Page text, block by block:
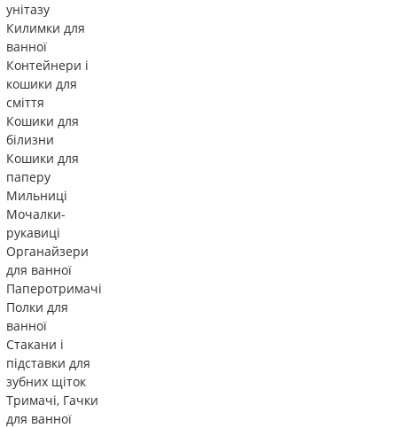
унітазу
Килимки для
ванної
Контейнери і
кошики для
сміття
Кошики для
білизни
Кошики для
паперу
Мильниці
Мочалки-
рукавиці
Органайзери
для ванної
Паперотримачі
Полки для
ванної
Стакани і
підставки для
зубних щіток
Тримачі, Гачки
для ванної